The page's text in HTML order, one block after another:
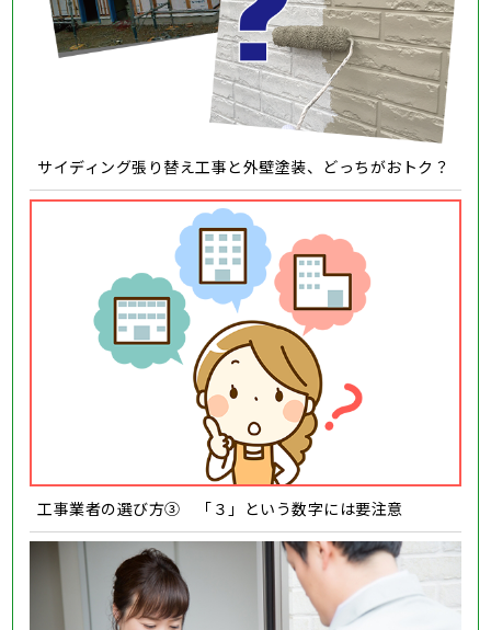
サイディング張り替え工事と外壁塗装、どっちがおトク？
工事業者の選び方③ 「３」という数字には要注意